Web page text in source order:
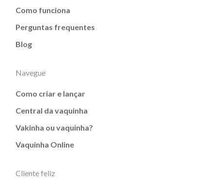
Como funciona
Perguntas frequentes
Blog
Navegue
Como criar e lançar
Central da vaquinha
Vakinha ou vaquinha?
Vaquinha Online
Cliente feliz